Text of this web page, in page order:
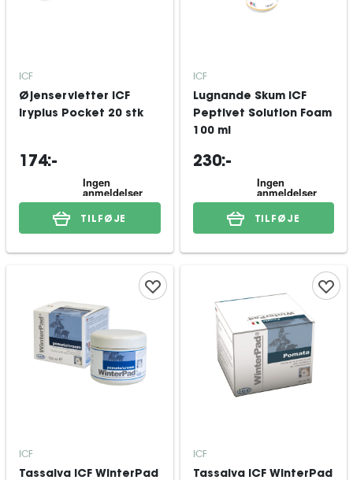
ICF
Øjenservietter ICF
Iryplus Pocket 20 stk
174:-
TILFØJE
ICF
Lugnande Skum ICF
Peptivet Solution Foam
100 ml
230:-
TILFØJE
ICF
Tassalva ICF WinterPad
ICF
Tassalva ICF WinterPad